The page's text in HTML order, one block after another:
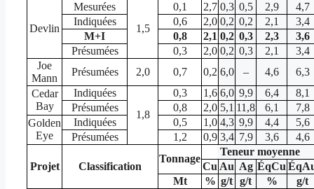
Devlin
Mesurées
1,5
0,1 2,7 0,3 0,5 2,9
4,7
Indiquées
0,6 2,0 0,2 0,2 2,1
3,4
M+I
0,8 2,1 0,2 0,3 2,3
3,6
Présumées
0,3 2,0 0,2 0,3 2,1
3,4
Joe
Mann
Présumées 2,0 0,7 0,2 6,0 – 4,6
6,3
Cedar
Bay
Indiquées
1,8
0,3 1,6 6,0 9,9 6,4
8,1
Présumées
0,8 2,0 5,1 11,8 6,1
7,8
Golden
Eye
Indiquées 0,5 1,0 4,3 9,9 4,4
5,6
Présumées
1,2 0,9 3,4 7,9 3,6 4,6
Projet Classification
Tonnage
Teneur moyenne
Cu Au Ag ÉqCu
Mt
% g/t g/t % g/t